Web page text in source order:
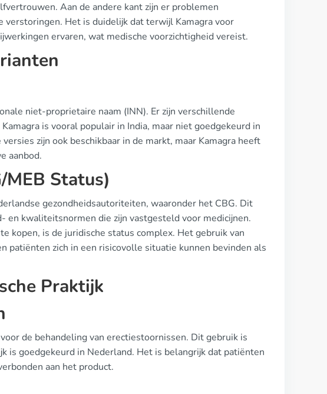
Aan de andere kant zijn er problemen
Het is duidelijk dat terwijl Kamagra voor
ervaren, wat medische voorzichtigheid vereist.
niet-proprietaire naam (INN). Er zijn verschillende
is vooral populair in India, maar niet goedgekeurd in
zijn ook beschikbaar in de markt, maar Kamagra heeft
aanbod.
MEB Status)
gezondheidsautoriteiten, waaronder het CBG. Dit
kwaliteitsnormen die zijn vastgesteld voor medicijnen.
kopen, is de juridische status complex. Het gebruik van
patiënten zich in een risicovolle situatie kunnen bevinden als
Praktijk
de behandeling van erectiestoornissen. Dit gebruik is
goedgekeurd in Nederland. Het is belangrijk dat patiënten
aan het product.